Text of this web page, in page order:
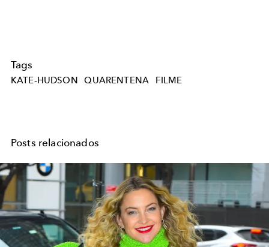
Tags
KATE-HUDSON QUARENTENA FILME
Posts relacionados